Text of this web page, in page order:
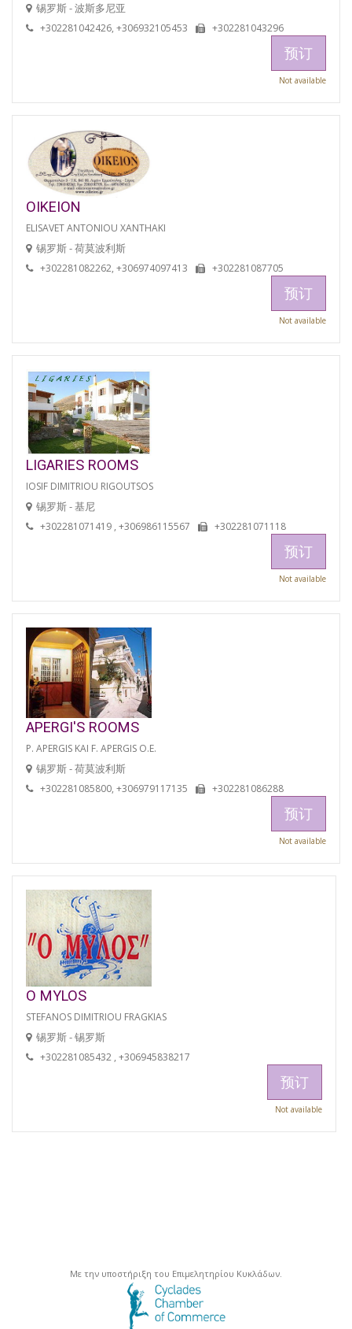
锡罗斯 - 波斯多尼亚
+302281042426, +306932105453 +302281043296
预订
Not available
OIKEION
ELISAVET ANTONIOU XANTHAKI
锡罗斯 - 荷莫波利斯
+302281082262, +306974097413 +302281087705
预订
Not available
LIGARIES ROOMS
IOSIF DIMITRIOU RIGOUTSOS
锡罗斯 - 基尼
+302281071419 , +306986115567 +302281071118
预订
Not available
APERGI'S ROOMS
P. APERGIS KAI F. APERGIS O.E.
锡罗斯 - 荷莫波利斯
+302281085800, +306979117135 +302281086288
预订
Not available
O MYLOS
STEFANOS DIMITRIOU FRAGKIAS
锡罗斯 - 锡罗斯
+302281085432 , +306945838217
预订
Not available
Με την υποστήριξη του Επιμελητηρίου Κυκλάδων.